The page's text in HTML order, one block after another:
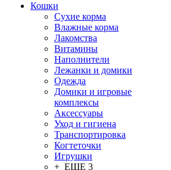
Кошки
Сухие корма
Влажные корма
Лакомства
Витамины
Наполнители
Лежанки и домики
Одежда
Домики и игровые
комплексы
Аксессуары
Уход и гигиена
Транспортировка
Когтеточки
Игрушки
+ ЕЩЕ 3